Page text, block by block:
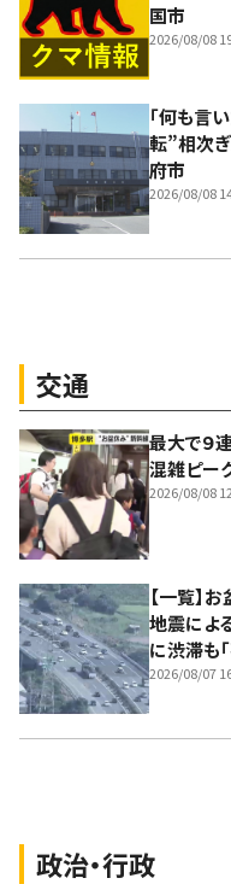
国市
2026/08/08
「何も言
転”相次
府市
2026/08/08
交通
最大で９
混雑ピー
2026/08/08
【一覧】
地震によ
に渋滞も
2026/08/07
政治・行政